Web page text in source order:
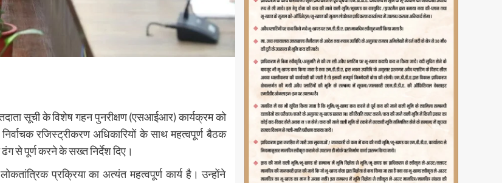
सूची के विशेष गहन पुनरीक्षण (एसआईआर) कार्यक्रम को
रजिस्ट्रीकरण अधिकारियों के साथ महत्वपूर्ण बैठक
ढंग से पूर्ण करने के सख्त निर्देश दिए।
प्रक्रिया का अत्यंत महत्वपूर्ण कार्य है। उन्होंने